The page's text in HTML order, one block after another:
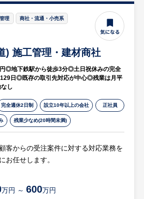
飛び込み営業ではなく、昔からのお付
のお客様がほとんどです。
近郊エリアにおいて、木製建具やシステ
ッチン、ユニットバス、洗面化粧台など
設備機器を取り扱い、賃貸マンション
心とした建築案件の施工に携わっていま
理 商社・流通・小売系
) 施工管理・建材商社
◎地下鉄駅から徒歩3分◎土日祝休みの完全
日◎既存の取引先対応が中心◎残業は月平
し
完全週休2日制 設立10年以上の会社 正社員
残業少なめ(20時間未満)
客からの受注案件に対する対応業務を
お任せします。
取引先（ゼネコン・建築業者）からの
万円 ～ 600万円